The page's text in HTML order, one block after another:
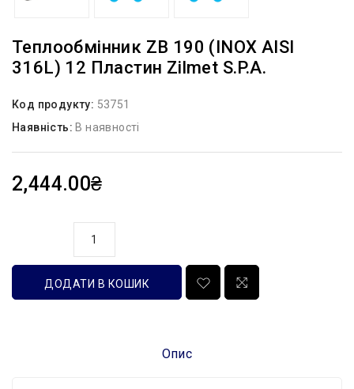
Теплообмінник ZB 190 (INOX AISI
316L) 12 Пластин Zilmet S.p.A.
Код продукту: 53751
Наявність: В наявності
2,444.00₴
ДОДАТИ В КОШИК
Опис